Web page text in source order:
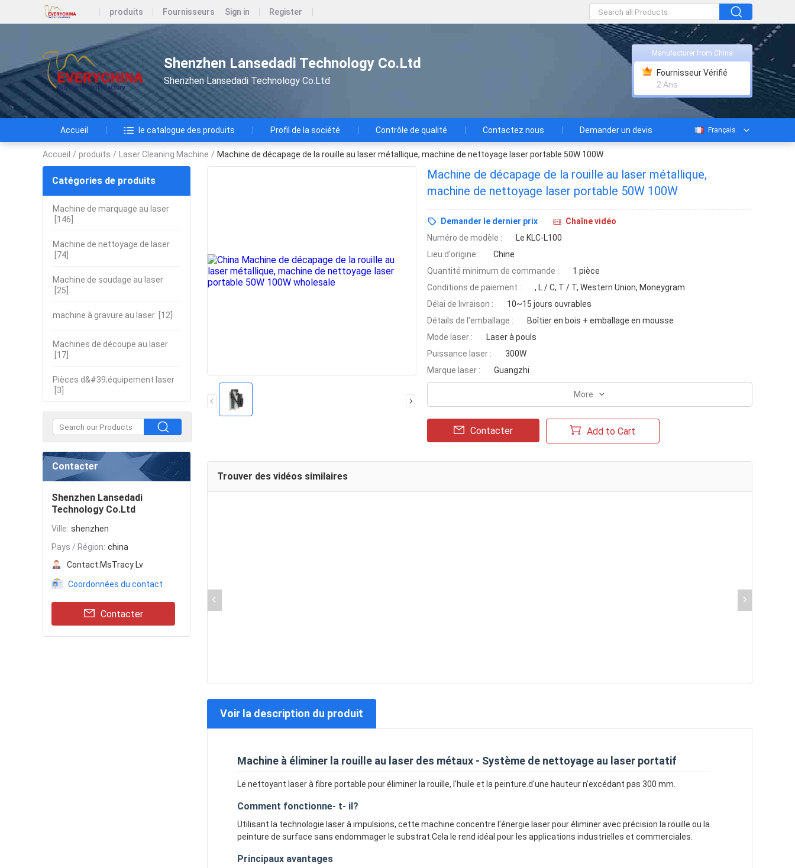
produits Fournisseurs Sign in Register
Shenzhen Lansedadi Technology Co.Ltd
Shenzhen Lansedadi Technology Co.Ltd
Manufacturer from China
Fournisseur Vérifié
2 Ans
Accueil le catalogue des produits Profil de la société Contrôle de qualité Contactez nous Demander un devis Français
Accueil / produits / Laser Cleaning Machine / Machine de décapage de la rouille au laser métallique, machine de nettoyage laser portable 50W 100W
Catégories de produits
Machine de marquage au laser
[146]
Machine de nettoyage de laser
[74]
Machine de soudage au laser
[25]
machine à gravure au laser [12]
Machines de découpe au laser
[17]
Pièces d&#39;équipement laser
[3]
Contacter
Shenzhen Lansedadi
Technology Co.Ltd
Ville: shenzhen
Pays / Région: china
Contact:MsTracy Lv
Coordonnées du contact
Contacter
Machine de décapage de la rouille au laser métallique,
machine de nettoyage laser portable 50W 100W
Demander le dernier prix
Chaîne vidéo
Numéro de modèle :
Le KLC-L100
Lieu d'origine :
Chine
Quantité minimum de commande :
1 pièce
Conditions de paiement :
, L / C, T / T, Western Union, Moneygram
Délai de livraison :
10~15 jours ouvrables
Détails de l'emballage :
Boîtier en bois + emballage en mousse
Mode laser :
Laser à pouls
Puissance laser :
300W
Marque laser :
Guangzhi
More
Contacter Add to Cart
Trouver des vidéos similaires
Voir la description du produit
Machine à éliminer la rouille au laser des métaux - Système de nettoyage au laser portatif
Le nettoyant laser à fibre portable pour éliminer la rouille, l'huile et la peinture.d'une hauteur n'excédant pas 300 mm.
Comment fonctionne- t- il?
Utilisant la technologie laser à impulsions, cette machine concentre l'énergie laser pour éliminer avec précision la rouille ou la
peinture de surface sans endommager le substrat.Cela le rend idéal pour les applications industrielles et commerciales.
Principaux avantages